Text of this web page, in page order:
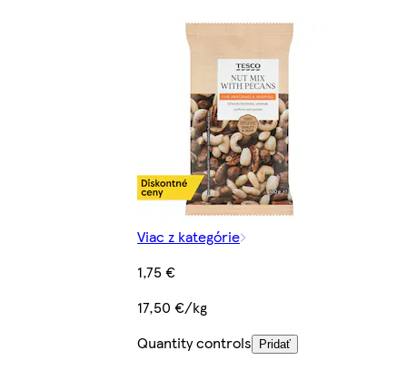
Viac z kategórie
1,75 €
17,50 €/kg
Quantity controls
Pridať